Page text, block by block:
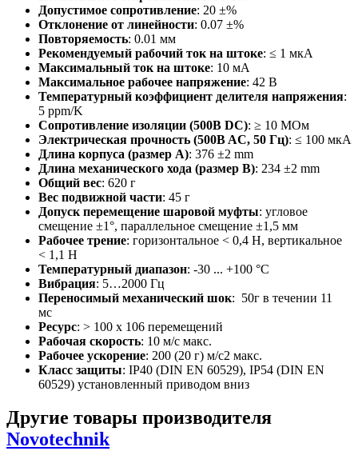
Допустимое сопротивление: 20 ±%
Отклонение от линейности: 0.07 ±%
Повторяемость: 0.01 мм
Рекомендуемый рабочий ток на штоке: ≤ 1 мкА
Максимальный ток на штоке: 10 мА
Максимальное рабочее напряжение: 42 В
Температурный коэффициент делителя напряжения:
5 ppm/K
Сопротивление изоляции (500B DC): ≥ 10 МОм
Электрическая прочность (500B AC, 50 Гц): ≤ 100 мкА
Длина корпуса (размер А): 376 ±2 mm
Длина механического хода (размер B): 234 ±2 mm
Общий вес: 620 г
Вес подвижной части: 45 г
Допуск перемещение шаровой муфты: угловое
смещение ±1°, параллельное смещение ±1,5 мм
Рабочее трение: горизонтальное < 0,4 Н, вертикальное
< 1,1 Н
Температурный диапазон: -30 ... +100 °C
Вибрация: 5…2000 Гц
Переносимый механический шок: 50г в течении 11
мс
Ресурс: > 100 x 106 перемещений
Рабочая скорость: 10 м/с макс.
Рабочее ускорение: 200 (20 г) м/с2 макс.
Класс защиты: IP40 (DIN EN 60529), IP54 (DIN EN
60529) установленный приводом вниз
Другие товары производителя
Novotechnik